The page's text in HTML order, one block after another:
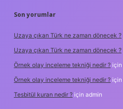
Son yorumlar
Uzaya çıkan Türk ne zaman dönecek ?
Uzaya çıkan Türk ne zaman dönecek ?
Örnek olay inceleme tekniği nedir ? için
Örnek olay inceleme tekniği nedir ? için
Tesbitül kuran nedir ? için admin